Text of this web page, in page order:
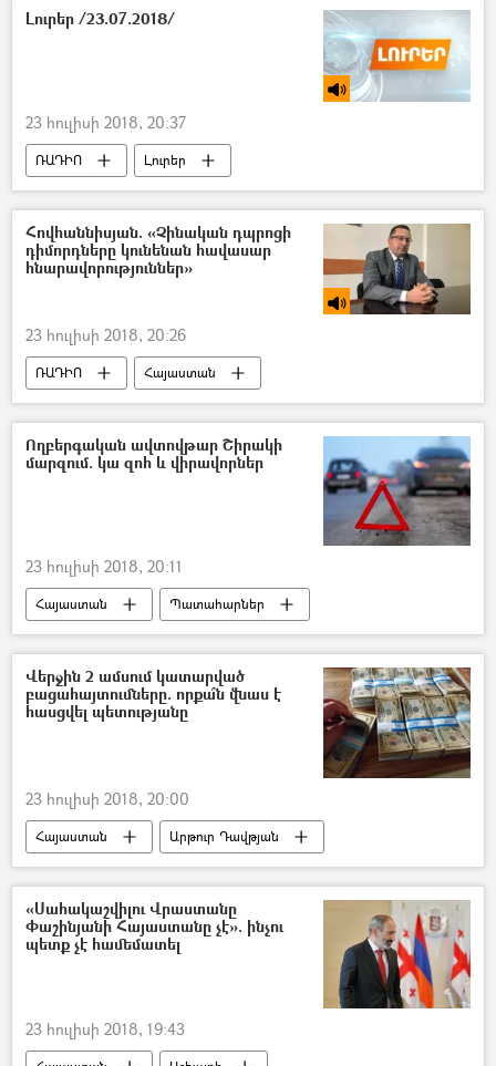
Լուրեր /23.07.2018/
23 հուլիսի 2018, 20:37
ՌԱԴԻՈ Լուրեր
Հովհաննիսյան. «Չինական դպրոցի
դիմորդները կունենան հավասար
հնարավորություններ»
23 հուլիսի 2018, 20:26
ՌԱԴԻՈ
Հայաստան
հասարակություն
Ողբերգական ավտովթար Շիրակի
մարզում. կա զոհ և վիրավորներ
23 հուլիսի 2018, 20:11
Հայաստան
Պատահարներ
ավտովթար
Վերջին 2 ամսում կատարված
բացահայտումները. որքա՞ն վնաս է
հասցվել պետությանը
23 հուլիսի 2018, 20:00
Հայաստան
Արթուր Դավթյան
ՀՀ դատախազություն
«Սահակաշվիլու Վրաստանը
Փաշինյանի Հայաստանը չէ». ինչու
պետք չէ համեմատել
23 հուլիսի 2018, 19:43